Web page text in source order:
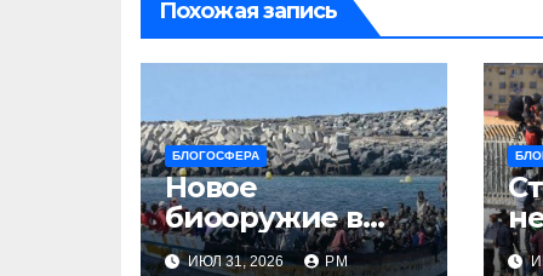
Похожая запись
БЛОГОСФЕРА
Новое
биооружие в
Сеуте
ИЮЛ 31, 2026 РМ